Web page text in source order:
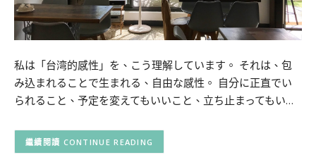
私は「台湾的感性」を、こう理解しています。 それは、包
み込まれることで生まれる、自由な感性。 自分に正直でい
られること、予定を変えてもいいこと、立ち止まってもい…
CONTINUE READING